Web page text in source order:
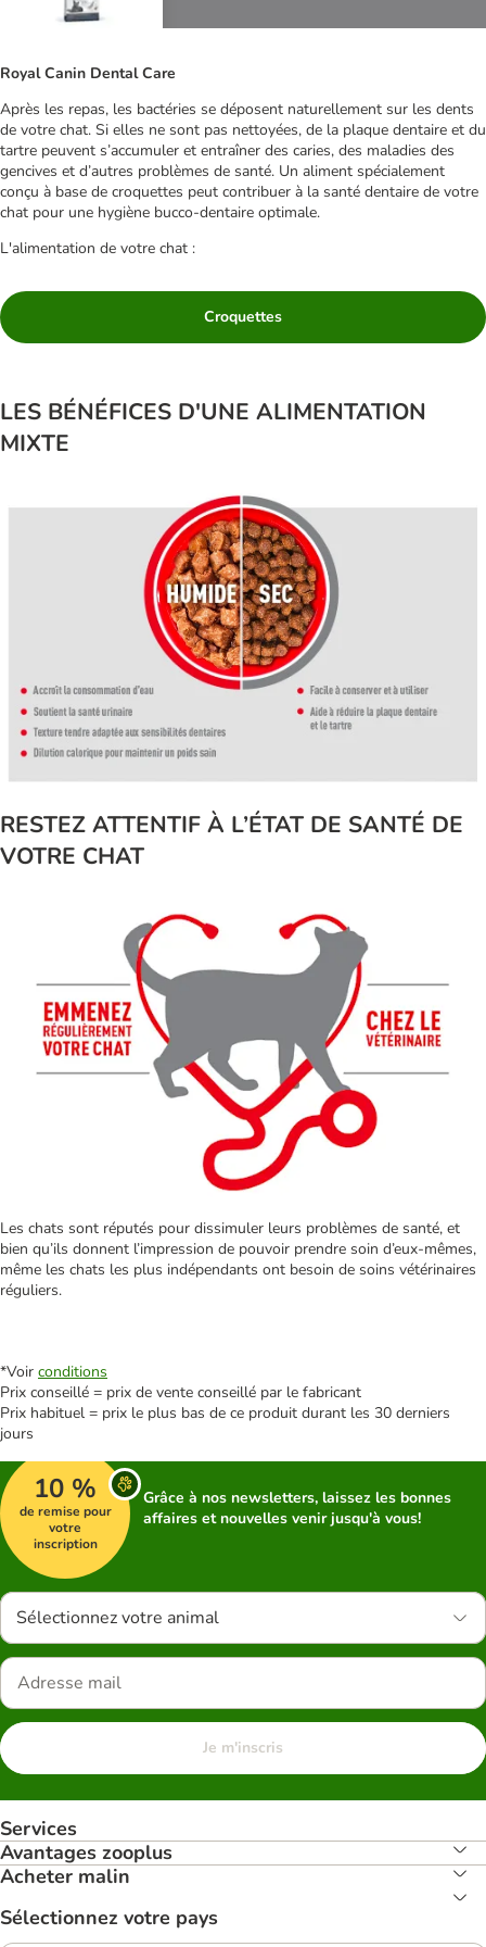
Royal Canin Dental Care
Après les repas, les bactéries se déposent naturellement sur les dents
de votre chat. Si elles ne sont pas nettoyées, de la plaque dentaire et du
tartre peuvent s’accumuler et entraîner des caries, des maladies des
gencives et d’autres problèmes de santé. Un aliment spécialement
conçu à base de croquettes peut contribuer à la santé dentaire de votre
chat pour une hygiène bucco-dentaire optimale.
L'alimentation de votre chat :
Croquettes
LES BÉNÉFICES D'UNE ALIMENTATION
MIXTE
RESTEZ ATTENTIF À L’ÉTAT DE SANTÉ DE
VOTRE CHAT
Les chats sont réputés pour dissimuler leurs problèmes de santé, et
bien qu’ils donnent l’impression de pouvoir prendre soin d’eux-mêmes,
même les chats les plus indépendants ont besoin de soins vétérinaires
réguliers.
*Voir conditions
Prix conseillé = prix de vente conseillé par le fabricant
Prix habituel = prix le plus bas de ce produit durant les 30 derniers
jours
10 %
de remise pour
votre
inscription
Grâce à nos newsletters, laissez les bonnes
affaires et nouvelles venir jusqu'à vous!
Sélectionnez votre animal
Je m'inscris
Services
Avantages zooplus
Acheter malin
Sélectionnez votre pays